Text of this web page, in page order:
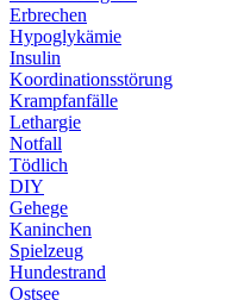
Erbrechen
Hypoglykämie
Insulin
Koordinationsstörung
Krampfanfälle
Lethargie
Notfall
Tödlich
DIY
Gehege
Kaninchen
Spielzeug
Hundestrand
Ostsee